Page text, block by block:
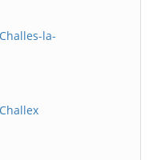
la-